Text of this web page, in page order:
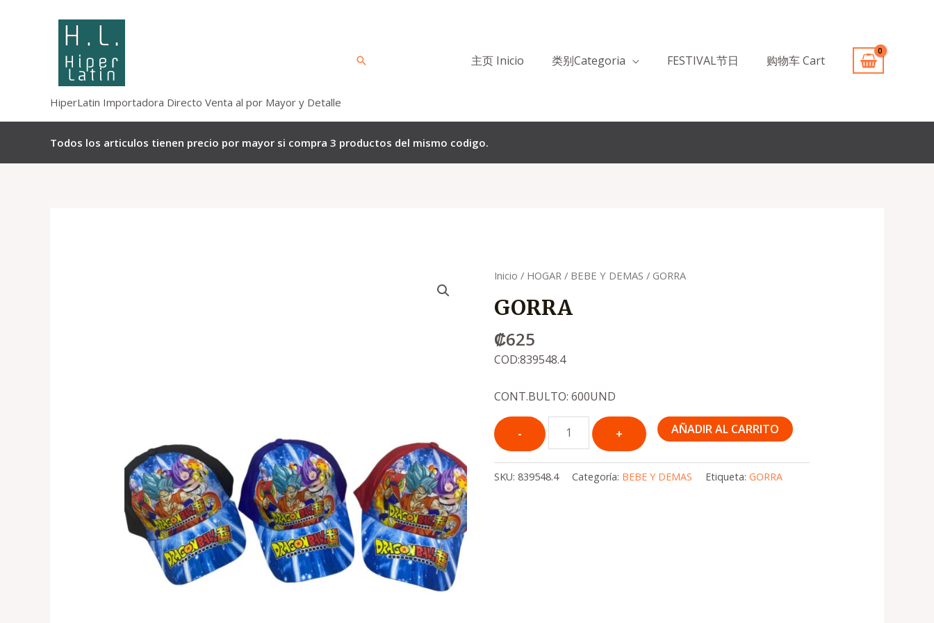
HiperLatin Importadora Directo Venta al por Mayor y Detalle
Buscar 主页 Inicio 类别Categoria FESTIVAL节日 购物车 Cart
Todos los articulos tienen precio por mayor si compra 3 productos del mismo codigo.
Inicio / HOGAR / BEBE Y DEMAS / GORRA
GORRA
₡625
COD:839548.4
CONT.BULTO: 600UND
Quantity
AÑADIR AL CARRITO
SKU:839548.4 Categoría: BEBE Y DEMAS Etiqueta:GORRA